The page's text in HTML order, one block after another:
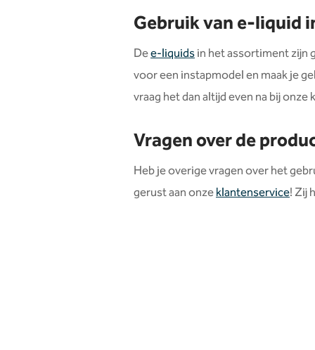
Gebruik van e-liquid
Dee-liquidsin het assortiment zijn
voor een instapmodel en maak je
vraag het dan altijd even na bij
Vragen over de
Heb je overige vragen over het
gerust aan onzeklantenservice! Zij